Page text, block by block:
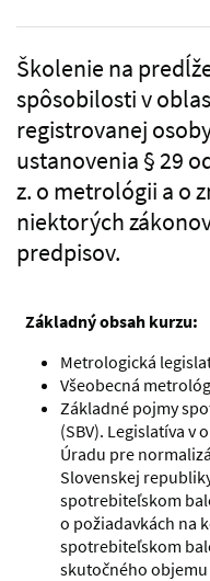
Školenie na
spôsobilosti v
registrovanej
ustanovenia § 29
z. o metrológii a o
niektorých
predpisov.
Základný obsah kurzu:
Metrologická
Všeobecná
Základné pojmy
(SBV). Legislatíva v
Úradu pre
Slovenskej
spotrebiteľskom
o požiadavkách na
spotrebiteľskom
skutočného